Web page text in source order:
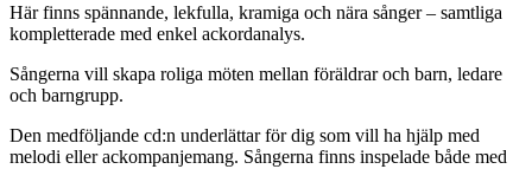
Här finns spännande, lekfulla, kramiga och nära sånger – samtliga
kompletterade med enkel ackordanalys.
Sångerna vill skapa roliga möten mellan föräldrar och barn, ledare
och barngrupp.
Den medföljande cd:n underlättar för dig som vill ha hjälp med
melodi eller ackompanjemang. Sångerna finns inspelade både med